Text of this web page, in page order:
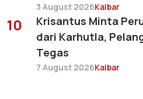
3 August 2026Kalbar
10
Krisantus Minta
dari Karhutla,
Tegas
7 August 2026Kalbar